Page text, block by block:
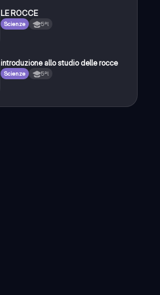
LE ROCCE
Scienze 5ªl
introduzione allo studio delle rocce
Scienze 5ªl